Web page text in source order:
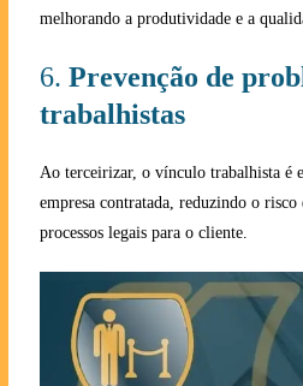
melhorando a produtividade e a
6. Prevenção de
trabalhistas
Ao terceirizar, o vínculo trabalhista é
empresa contratada, reduzindo o
processos legais para o cliente.